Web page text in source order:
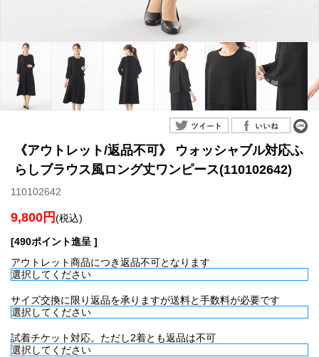
《アウトレット/返品不可》 ウォッシャブル対応ふ
らしブラウス風ロング丈ワンピース(110102642)
110102642
9,800円(税込)
[490ポイント進呈 ]
アウトレット商品につき返品不可となります
サイズ交換に限り返品を承りますが送料と手数料が必要です
試着チケット対応。ただし2着とも返品は不可